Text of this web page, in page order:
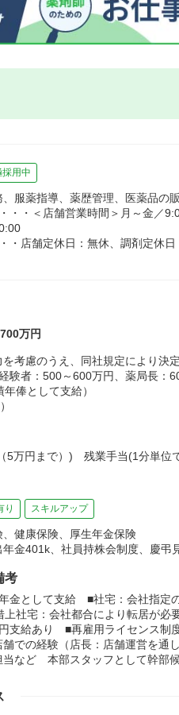
採用中
服薬指導、薬歴管理、医薬品の
・・＜店舗営業時間＞月～金／
・店舗定休日：無休、調剤定休日
万円
考慮のうえ、同社規定により決定
験者：500～600万円、薬局長：
俸として支給）
5万円まで）) 残業手当(1分単
り スキルアップ
健康保険、厚生年金保険
金401k、社員持株会制度、慶
考
金として支給 ■社宅：会社指定
社宅：会社都合により転居が必
支給あり ■再雇用ライセンス
舗での経験（店長：店舗運営を
など 本部スタッフとして幹部候